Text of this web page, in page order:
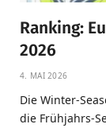
Ranking:
2026
4. MAI 2026
Die Winter-
die Frühjahrs-